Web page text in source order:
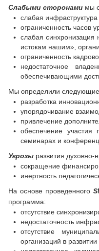
Слабыми сторонами мы
слабая
ограниченность часов
слабая
истокам нашим»,
ограниченность
недостаточное
обеспечивающими
Мы определили
разработка
упорядочивание
привлечение
обеспечение
семинарах и
Угрозы развития духовно-
сокращение
инертность
На основе проведенного
программа:
отсутствие
недостаточность
отсутствие
организаций в